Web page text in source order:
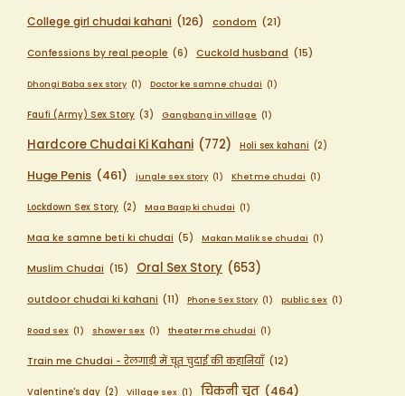
College girl chudai kahani (126) condom (21)
Confessions by real people (6) Cuckold husband (15)
Dhongi Baba sex story (1) Doctor ke samne chudai (1)
Faufi (Army) Sex Story (3) Gangbang in village (1)
Hardcore Chudai Ki Kahani (772) Holi sex kahani (2)
Huge Penis (461) jungle sex story (1) Khet me chudai (1)
Lockdown Sex Story (2) Maa Baap ki chudai (1)
Maa ke samne beti ki chudai (5) Makan Malik se chudai (1)
Muslim Chudai (15) Oral Sex Story (653)
outdoor chudai ki kahani (11) Phone Sex Story (1) public sex (1)
Road sex (1) shower sex (1) theater me chudai (1)
Train me Chudai - रेलगाड़ी में चूत चुदाई की कहानियाँ (12)
Valentine's day (2) Village sex (1) चिकनी चूत (464)